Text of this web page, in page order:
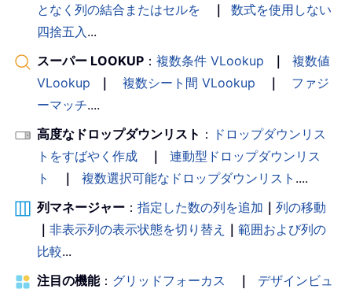
となく列の結合またはセルを
｜
数式を使用しない
四捨五入 ...
スーパー LOOKUP ： 複数条件 VLookup ｜
複数値
VLookup
｜ 複数シート間 VLookup ｜
ファジ
ーマッチ....
高度なドロップダウンリスト ： ドロップダウンリス
トをすばやく作成
｜
連動型ドロップダウンリス
ト
｜ 複数選択可能なドロップダウンリスト ....
列マネージャー ： 指定した数の列を追加 ｜ 列の移動
｜ 非表示列の表示状態を切り替え ｜ 範囲および列の
比較...
注目の機能： グリッドフォーカス ｜
デザインビュ